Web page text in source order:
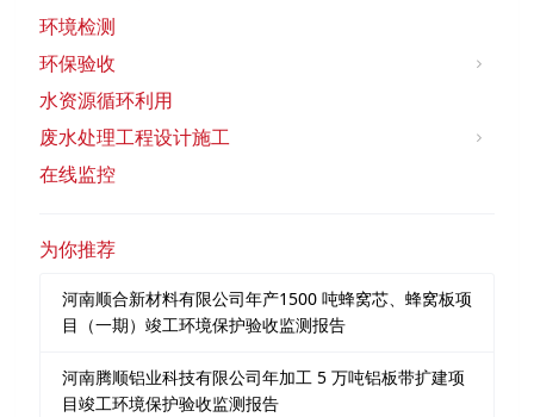
环境检测
环保验收
水资源循环利用
废水处理工程设计施工
在线监控
为你推荐
河南顺合新材料有限公司年产1500 吨蜂窝芯、蜂窝板项
目（一期）竣工环境保护验收监测报告
河南腾顺铝业科技有限公司年加工 5 万吨铝板带扩建项
目竣工环境保护验收监测报告